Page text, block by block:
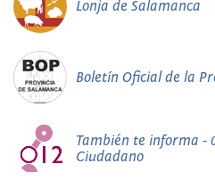
Lonja de Salamanca
Boletín Oficial de la
También te informa -
Ciudadano